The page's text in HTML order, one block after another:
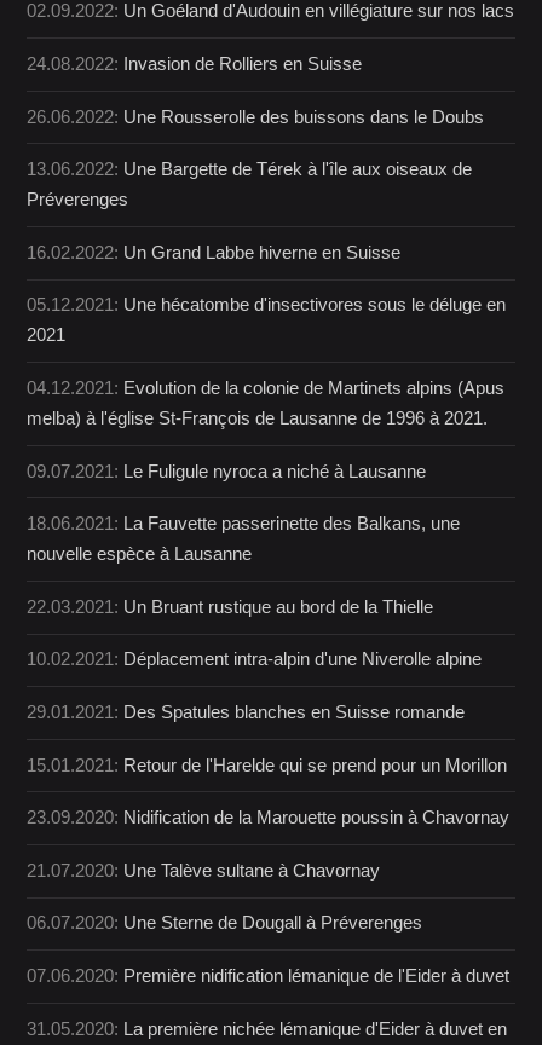
02.09.2022: Un Goéland d'Audouin en villégiature sur nos lacs
24.08.2022: Invasion de Rolliers en Suisse
26.06.2022: Une Rousserolle des buissons dans le Doubs
13.06.2022: Une Bargette de Térek à l'île aux oiseaux de
Préverenges
16.02.2022: Un Grand Labbe hiverne en Suisse
05.12.2021: Une hécatombe d'insectivores sous le déluge en
2021
04.12.2021: Evolution de la colonie de Martinets alpins (Apus
melba) à l'église St-François de Lausanne de 1996 à 2021.
09.07.2021: Le Fuligule nyroca a niché à Lausanne
18.06.2021: La Fauvette passerinette des Balkans, une
nouvelle espèce à Lausanne
22.03.2021: Un Bruant rustique au bord de la Thielle
10.02.2021: Déplacement intra-alpin d'une Niverolle alpine
29.01.2021: Des Spatules blanches en Suisse romande
15.01.2021: Retour de l'Harelde qui se prend pour un Morillon
23.09.2020: Nidification de la Marouette poussin à Chavornay
21.07.2020: Une Talève sultane à Chavornay
06.07.2020: Une Sterne de Dougall à Préverenges
07.06.2020: Première nidification lémanique de l'Eider à duvet
31.05.2020: La première nichée lémanique d'Eider à duvet en